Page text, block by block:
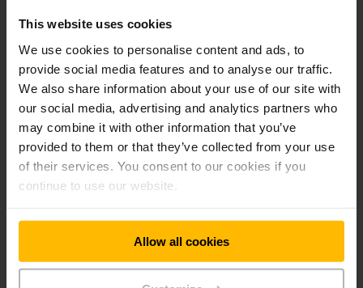
This website uses cookies
We use cookies to personalise content and ads, to
provide social media features and to analyse our traffic.
We also share information about your use of our site with
our social media, advertising and analytics partners who
may combine it with other information that you’ve
provided to them or that they’ve collected from your use
of their services. You consent to our cookies if you
continue to use our website.
Allow all cookies
Integrálható a tárolóládás
szállítópályarendszer az IT infrastruktúrámba?
Letölthető dokumentumok
Automatizálás - testreszabott